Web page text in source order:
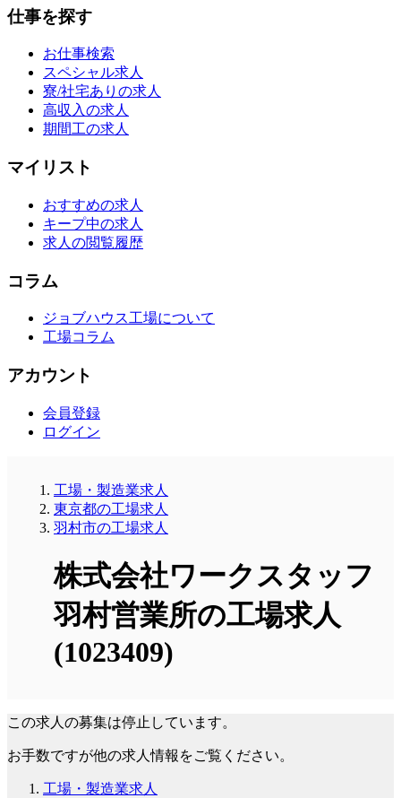
仕事を探す
お仕事検索
スペシャル求人
寮/社宅ありの求人
高収入の求人
期間工の求人
マイリスト
おすすめの求人
キープ中の求人
求人の閲覧履歴
コラム
ジョブハウス工場について
工場コラム
アカウント
会員登録
ログイン
工場・製造業求人
東京都の工場求人
羽村市の工場求人
株式会社ワークスタッフ
羽村営業所の工場求人
(1023409)
この求人の募集は停止しています。
お手数ですが他の求人情報をご覧ください。
工場・製造業求人